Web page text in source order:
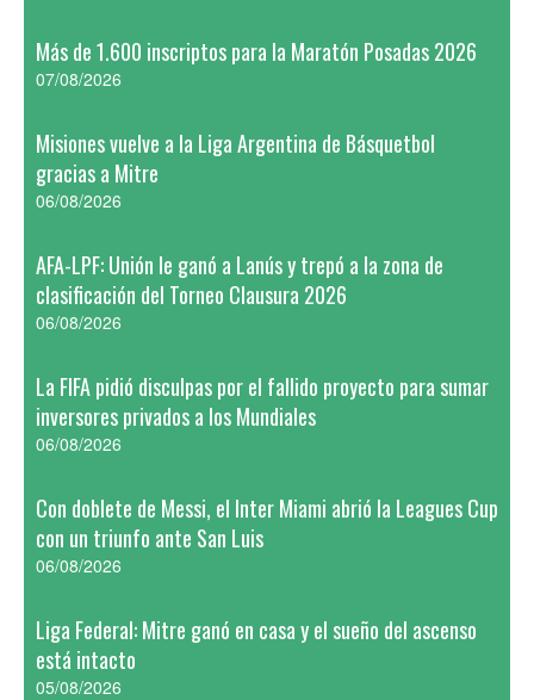
Más de 1.600 inscriptos para la Maratón Posadas 2026
07/08/2026
Misiones vuelve a la Liga Argentina de Básquetbol
gracias a Mitre
06/08/2026
AFA-LPF: Unión le ganó a Lanús y trepó a la zona de
clasificación del Torneo Clausura 2026
06/08/2026
La FIFA pidió disculpas por el fallido proyecto para sumar
inversores privados a los Mundiales
06/08/2026
Con doblete de Messi, el Inter Miami abrió la Leagues Cup
con un triunfo ante San Luis
06/08/2026
Liga Federal: Mitre ganó en casa y el sueño del ascenso
está intacto
05/08/2026